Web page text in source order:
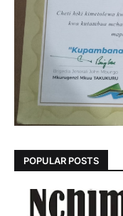
POPULAR POSTS